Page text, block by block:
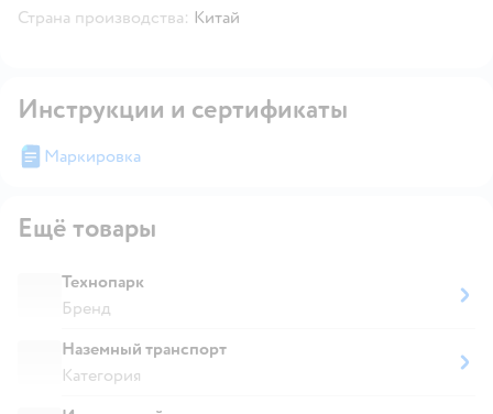
Страна производства: Китай
Инструкции и сертификаты
Маркировка
Ещё товары
Технопарк
Бренд
Наземный транспорт
Категория